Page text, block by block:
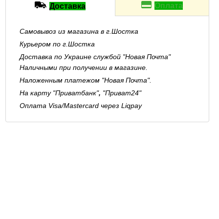
Доставка Оплата
Самовывоз из магазина в г.Шостка
Курьером по г.Шостка
Доставка по Украине службой "Новая Почта"
Наличными при получении в магазине.
Наложенным платежом "Новая Почта".
На карту "Приватбанк", "Приват24"
Оплата Visa/Mastercard через Liqpay